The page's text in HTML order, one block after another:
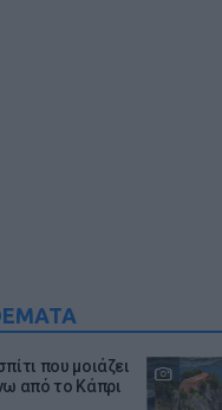
που μοιάζει
από το Κάπρι